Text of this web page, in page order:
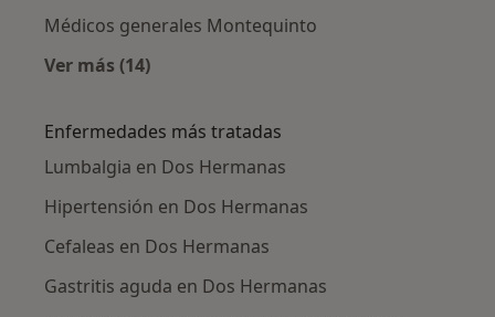
Médicos generales Montequinto
Ver más (14)
Enfermedades más tratadas
Lumbalgia en Dos Hermanas
Hipertensión en Dos Hermanas
Cefaleas en Dos Hermanas
Gastritis aguda en Dos Hermanas